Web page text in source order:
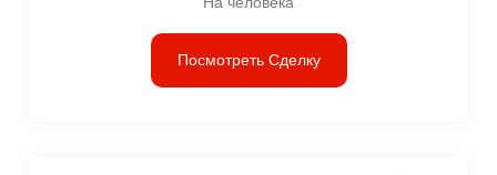
Посмотреть Сделку